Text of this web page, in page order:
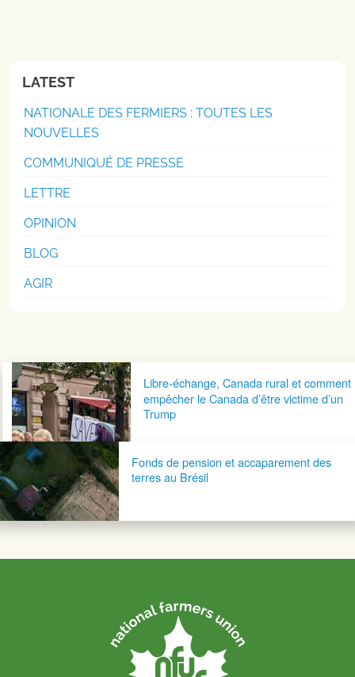
LATEST
NATIONALE DES FERMIERS : TOUTES LES
NOUVELLES
COMMUNIQUÉ DE PRESSE
LETTRE
OPINION
BLOG
AGIR
Navigation postaleLibre-échange, Canada rural et comment
empêcher le Canada d’être victime d’un
Trump
Fonds de pension et accaparement des
terres au Brésil